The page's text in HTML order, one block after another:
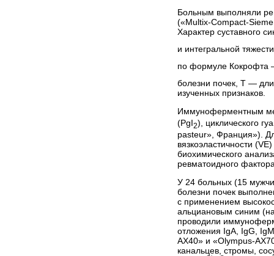
Больным выполняли
(«Multix-Compact-
Характер суставного
и интегральной
по формуле Кокрофта
болезни почек, Т —
изученных признаков.
Иммуноферментным
(PgI2), циклического
pasteur», Франция»).
вязкоэластичности
биохимического
ревматоидного
У 24 больных (15
болезни почек
с применением
альциановым синим (на
проводили
отложения IgA, IgG,
AX40» и «Olympus-
канальцев, стромы,